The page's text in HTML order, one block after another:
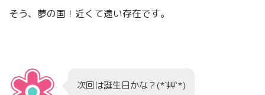
そう、夢の国！近くて遠い存在です。
次回は誕生日かな？(*´艸`*)